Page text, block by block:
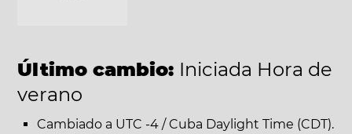
Último cambio: Iniciada Hora de
verano
Cambiado a UTC -4 / Cuba Daylight Time (CDT).